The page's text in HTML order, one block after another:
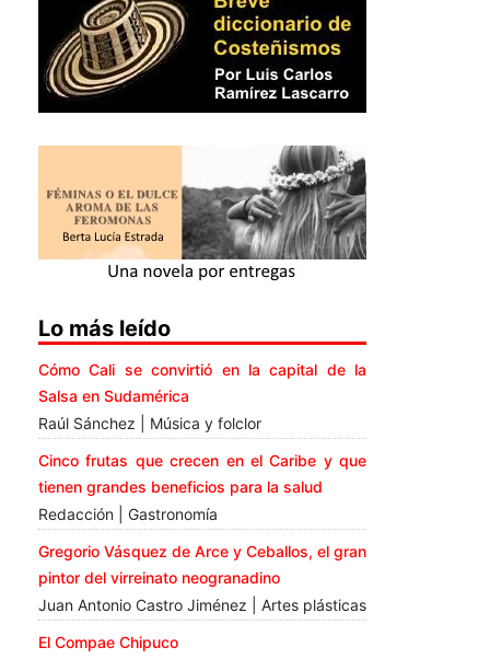
Lo más leído
Cómo Cali se convirtió en la capital de la
Salsa en Sudamérica
Raúl Sánchez | Música y folclor
Cinco frutas que crecen en el Caribe y que
tienen grandes beneficios para la salud
Redacción | Gastronomía
Gregorio Vásquez de Arce y Ceballos, el gran
pintor del virreinato neogranadino
Juan Antonio Castro Jiménez | Artes plásticas
El Compae Chipuco